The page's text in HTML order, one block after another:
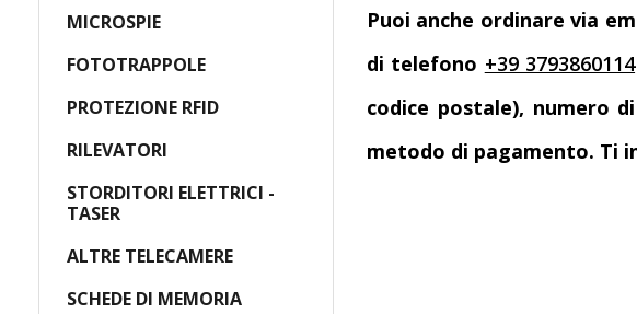
Puoi anche ordinare via
di telefono +39 3793860114
codice postale), numero
metodo di pagamento. Ti
MICROSPIE
FOTOTRAPPOLE
PROTEZIONE RFID
RILEVATORI
STORDITORI ELETTRICI -
TASER
ALTRE TELECAMERE
SCHEDE DI MEMORIA